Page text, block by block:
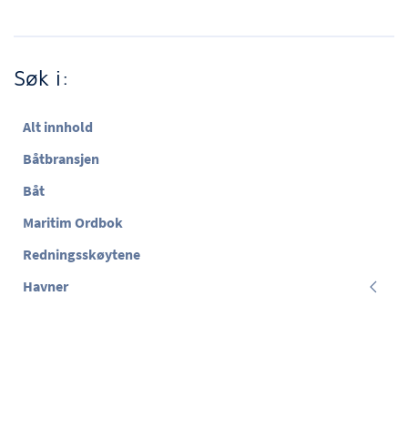
Søk i:
Alt innhold
Båtbransjen
Båt
Maritim Ordbok
Redningsskøytene
Havner